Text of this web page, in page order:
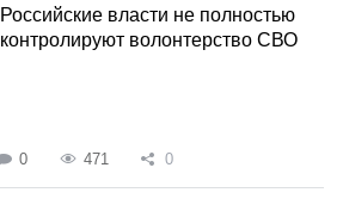
Российские власти не полностью
контролируют волонтерство СВО
0 471 0